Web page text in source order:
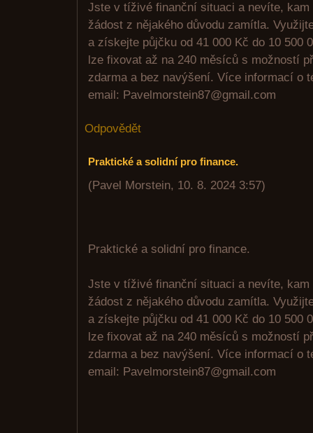
Jste v tíživé finanční situaci a nevíte,
žádost z nějakého důvodu zamítla.
a získejte půjčku od 41 000 Kč do 10 500
lze fixovat až na 240 měsíců s možností
zdarma a bez navýšení. Více informací o
email: Pavelmorstein87@gmail.com
Odpovědět
Praktické a solidní pro finance.
(Pavel Morstein, 10. 8. 2024 3:57)
Praktické a solidní pro finance.
Jste v tíživé finanční situaci a nevíte,
žádost z nějakého důvodu zamítla.
a získejte půjčku od 41 000 Kč do 10 500
lze fixovat až na 240 měsíců s možností
zdarma a bez navýšení. Více informací o
email: Pavelmorstein87@gmail.com